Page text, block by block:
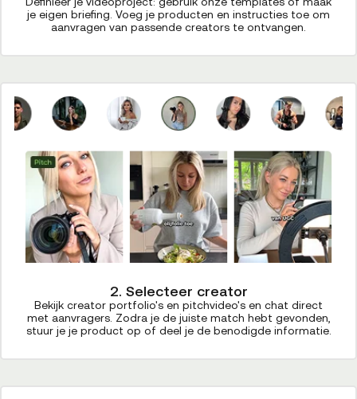
je eigen briefing. Voeg je producten en instructies toe om
aanvragen van passende creators te ontvangen.
2. Selecteer creator
Bekijk creator portfolio's en pitchvideo's en chat direct
met aanvragers. Zodra je de juiste match hebt gevonden,
stuur je je product op of deel je de benodigde informatie.